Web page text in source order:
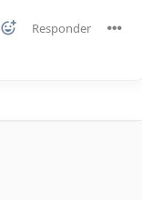
Responder